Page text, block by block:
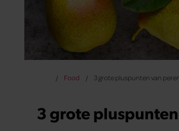
Food 3 grote pluspunten van
3 grote